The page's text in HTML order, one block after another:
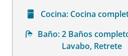
Cocina: Cocina
Baño: 2 Baños
Lavabo, Retrete